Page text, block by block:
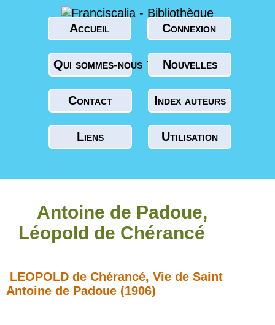
Accueil Connexion
Qui sommes-nous ? Nouvelles
Contact Index auteurs
Liens Utilisation
Antoine de Padoue,
Léopold de Chérancé
LEOPOLD de Chérancé, Vie de Saint
Antoine de Padoue (1906)